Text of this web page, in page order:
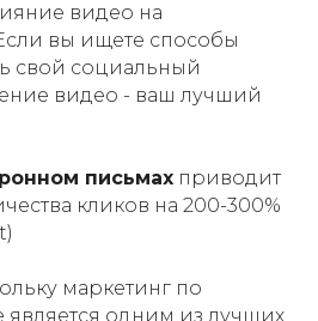
видео на
вы ищете способы
свой социальный
видео - ваш лучший
письмах приводит
кликов на 200-300%
маркетинг по
является одним из лучших